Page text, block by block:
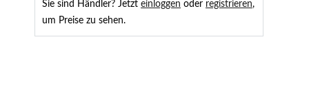
Sie sind Händler? Jetzt einloggen oder registrieren,
um Preise zu sehen.